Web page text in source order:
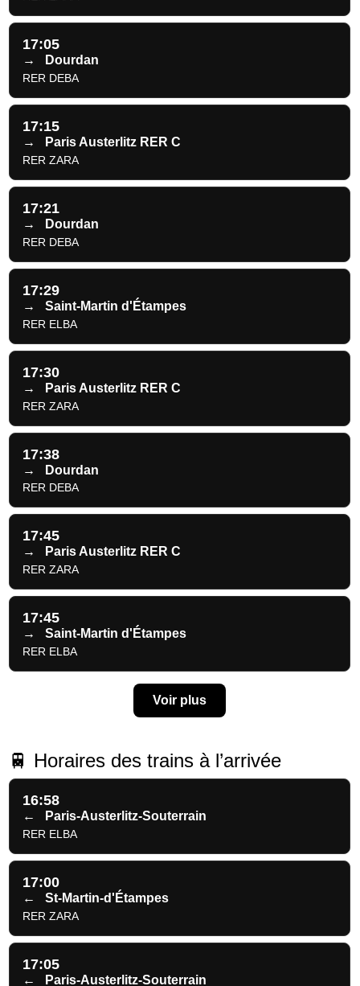
17:05
→ Dourdan
RER DEBA
17:15
→ Paris Austerlitz RER C
RER ZARA
17:21
→ Dourdan
RER DEBA
17:29
→ Saint-Martin d'Étampes
RER ELBA
17:30
→ Paris Austerlitz RER C
RER ZARA
17:38
→ Dourdan
RER DEBA
17:45
→ Paris Austerlitz RER C
RER ZARA
17:45
→ Saint-Martin d'Étampes
RER ELBA
Voir plus
🚆 Horaires des trains à l’arrivée
16:58
← Paris-Austerlitz-Souterrain
RER ELBA
17:00
← St-Martin-d'Étampes
RER ZARA
17:05
← Paris-Austerlitz-Souterrain